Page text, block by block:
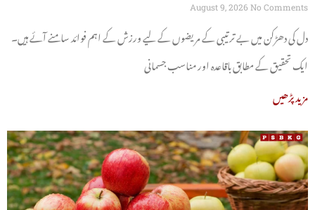
August 9, 2026 No Comments
دل کی دھڑکن میں بے ترتیبی کے مریضوں کے لیے ورزش کے اہم فوائد سامنے آئے ہیں۔
ایک تحقیق کے مطابق باقاعدہ اور مناسب جسمانی
مزید پڑھیں